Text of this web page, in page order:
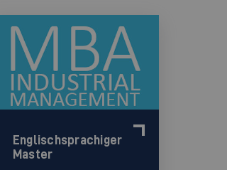
Englischsprachiger
Master